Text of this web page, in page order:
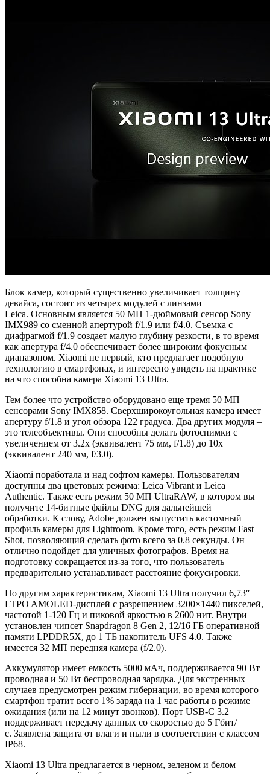
Блок камер, который существенно увеличивает толщину
девайса, состоит из четырех модулей с линзами
Leica. Основным является 50 МП 1-дюймовый сенсор Sony
IMX989 со сменной апертурой f/1.9 или f/4.0. Съемка с
диафрагмой f/1.9 создает малую глубину резкости, в то время
как апертура f/4.0 обеспечивает более широким фокусным
диапазоном. Xiaomi не первый, кто предлагает подобную
технологию в смартфонах, и интересно увидеть на практике
на что способна камера Xiaomi 13 Ultra.
Тем более что устройство оборудовано еще тремя 50 МП
сенсорами Sony IMX858. Сверхширокоугольная камера имеет
апертуру f/1.8 и угол обзора 122 градуса. Два других модуля –
это телеобъективы. Они способны делать фотоснимки с
увеличением от 3.2х (эквивалент 75 мм, f/1.8) до 10х
(эквивалент 240 мм, f/3.0).
Xiaomi поработала и над софтом камеры. Пользователям
доступны два цветовых режима: Leica Vibrant и Leica
Authentic. Также есть режим 50 МП UltraRAW, в котором вы
получите 14-битные файлы DNG для дальнейшей
обработки. К слову, Adobe должен выпустить кастомный
профиль камеры для Lightroom. Кроме того, есть режим Fast
Shot, позволяющий сделать фото всего за 0.8 секунды. Он
отлично подойдет для уличных фотографов. Время на
подготовку сокращается из-за того, что пользователь
предварительно устанавливает расстояние фокусировки.
По другим характеристикам, Xiaomi 13 Ultra получил 6,73″
LTPO AMOLED-дисплей с разрешением 3200×1440 пикселей,
частотой 1-120 Гц и пиковой яркостью в 2600 нит. Внутри
установлен чипсет Snapdragon 8 Gen 2, 12/16 ГБ оперативной
памяти LPDDR5X, до 1 ТБ накопитель UFS 4.0. Также
имеется 32 МП передняя камера (f/2.0).
Аккумулятор имеет емкость 5000 мАч, поддерживается 90 Вт
проводная и 50 Вт беспроводная зарядка. Для экстренных
случаев предусмотрен режим гибернации, во время которого
смартфон тратит всего 1% заряда на 1 час работы в режиме
ожидания (или на 12 минут звонков). Порт USB-C 3.2
поддерживает передачу данных со скоростью до 5 Гбит/
с. Заявлена ​​защита от влаги и пыли в соответствии с классом
IP68.
Xiaomi 13 Ultra предлагается в черном, зеленом и белом